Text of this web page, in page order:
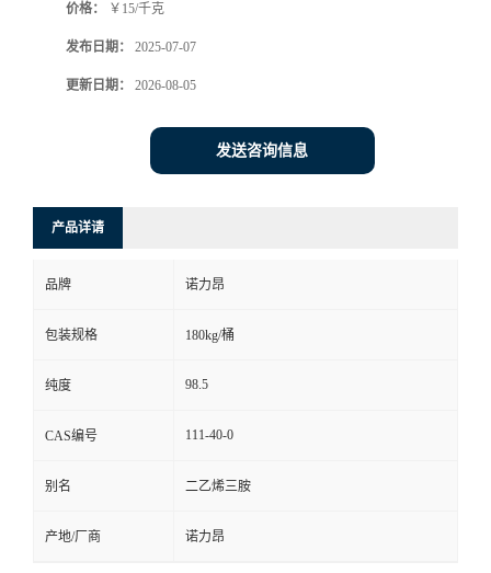
价格： ￥15/千克
发布日期： 2025-07-07
更新日期： 2026-08-05
发送咨询信息
产品详请
品牌 诺力昂
包装规格 180kg/桶
纯度 98.5
CAS编号 111-40-0
别名 二乙烯三胺
产地/厂商 诺力昂